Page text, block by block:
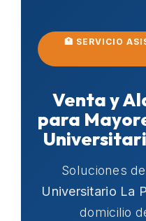
🏥 SERVICIO
Venta y
para
Soluciones
Universitario La
domicilio